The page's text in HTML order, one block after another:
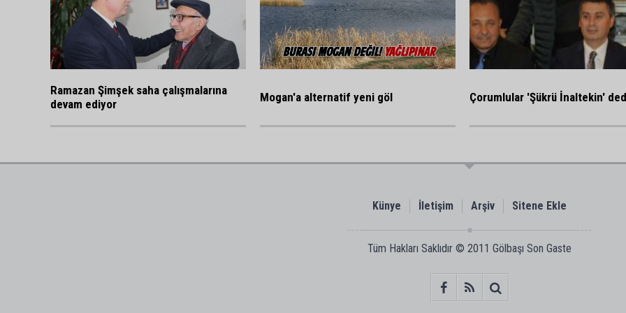
Çorumlular 'Şükrü İnaltekin'
Ramazan Şimşek saha çalışmalarına
devam ediyor
Mogan'a alternatif yeni göl
Künye İletişim Arşiv Sitene Ekle
Tüm Hakları Saklıdır © 2011 Gölbaşı Son Gaste